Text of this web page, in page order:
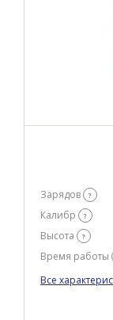
Зарядов ?
Калибр
?
Высота
?
Время работы
Все